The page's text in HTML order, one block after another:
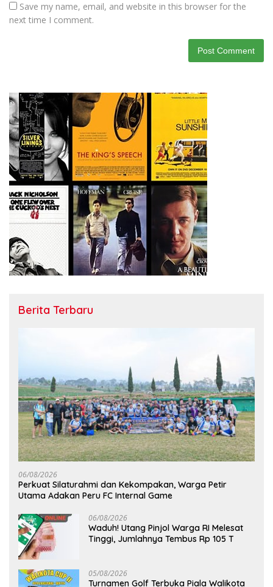
Save my name, email, and website in this browser for the
next time I comment.
Berita Terbaru
06/08/2026
Perkuat Silaturahmi dan Kekompakan, Warga Petir
Utama Adakan Peru FC Internal Game
06/08/2026
Waduh! Utang Pinjol Warga RI Melesat
Tinggi, Jumlahnya Tembus Rp 105 T
05/08/2026
Turnamen Golf Terbuka Piala Walikota